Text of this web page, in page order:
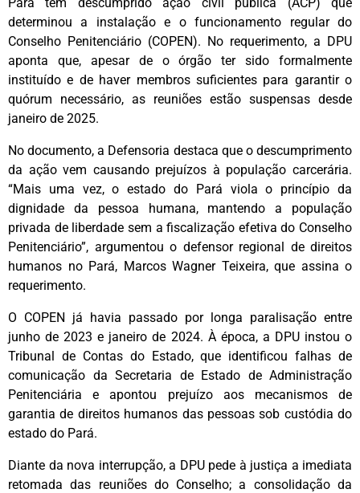
determinou a instalação e o funcionamento regular do
Conselho Penitenciário (COPEN). No requerimento, a DPU
aponta que, apesar de o órgão ter sido formalmente
instituído e de haver membros suficientes para garantir o
quórum necessário, as reuniões estão suspensas desde
janeiro de 2025.
No documento, a Defensoria destaca que o descumprimento
da ação vem causando prejuízos à população carcerária.
“Mais uma vez, o estado do Pará viola o princípio da
dignidade da pessoa humana, mantendo a população
privada de liberdade sem a fiscalização efetiva do Conselho
Penitenciário”, argumentou o defensor regional de direitos
humanos no Pará, Marcos Wagner Teixeira, que assina o
requerimento.
O COPEN já havia passado por longa paralisação entre
junho de 2023 e janeiro de 2024. À época, a DPU instou o
Tribunal de Contas do Estado, que identificou falhas de
comunicação da Secretaria de Estado de Administração
Penitenciária e apontou prejuízo aos mecanismos de
garantia de direitos humanos das pessoas sob custódia do
estado do Pará.
Diante da nova interrupção, a DPU pede à justiça a imediata
retomada das reuniões do Conselho; a consolidação da